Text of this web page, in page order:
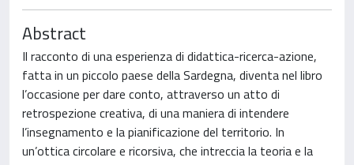
Abstract
Il racconto di una esperienza di didattica-ricerca-azione,
fatta in un piccolo paese della Sardegna, diventa nel libro
l’occasione per dare conto, attraverso un atto di
retrospezione creativa, di una maniera di intendere
l’insegnamento e la pianificazione del territorio. In
un’ottica circolare e ricorsiva, che intreccia la teoria e la